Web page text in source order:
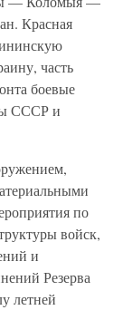
Красная
часть
боевые
СССР и
по
войск,
и
Резерва
летней